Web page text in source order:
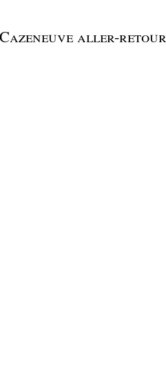
aller-retour